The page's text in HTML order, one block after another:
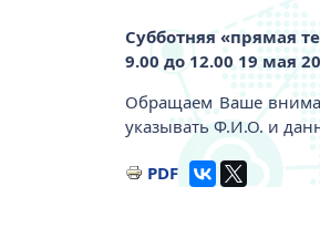
Субботняя «прямая
9.00 до 12.00 19 мая
Обращаем Ваше
указывать Ф.И.О. и
PDF